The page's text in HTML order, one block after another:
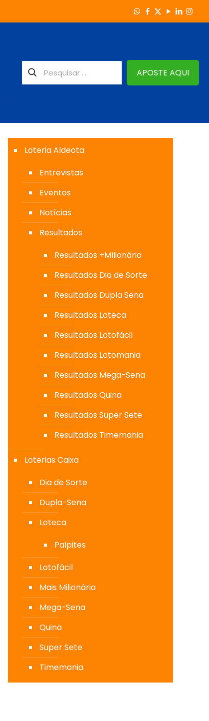
APOSTE AQUI
Loteria Aldeota
Entrevistas
Eventos
Notícias
Resultados
Resultados +MIlionária
Resultados Dia de Sorte
Resultados Dupla Sena
Resultados Loteca
Resultados Lotofácil
Resultados Lotomania
Resultados Mega-Sena
Resultados Quina
Resultados Super Sete
Resultados Timemania
Loterias Caixa
Dia de Sorte
Dupla-Sena
Loteca
Palpites
Lotofácil
Mais Milionária
Mega-Sena
Quina
Super Sete
Timemania